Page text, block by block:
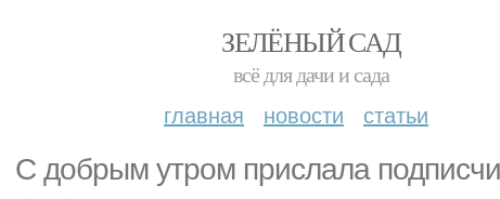
ЗЕЛЁНЫЙ САД
всё для дачи и сада
главная новости статьи
С добрым утром прислала